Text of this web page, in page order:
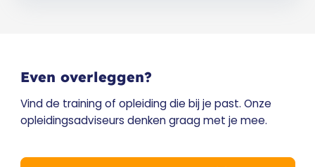
Even overleggen?
Vind de training of opleiding die bij je past. Onze
opleidingsadviseurs denken graag met je mee.